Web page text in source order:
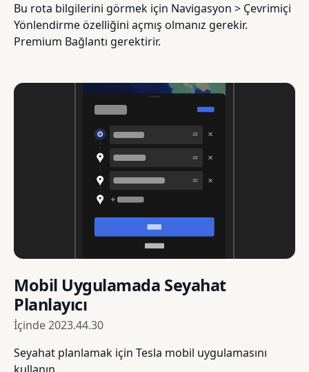
Bu rota bilgilerini görmek için Navigasyon > Çevrimiçi
Yönlendirme özelliğini açmış olmanız gerekir.
Premium Bağlantı gerektirir.
Mobil Uygulamada Seyahat
Planlayıcı
İçinde2023.44.30
Seyahat planlamak için Tesla mobil uygulamasını